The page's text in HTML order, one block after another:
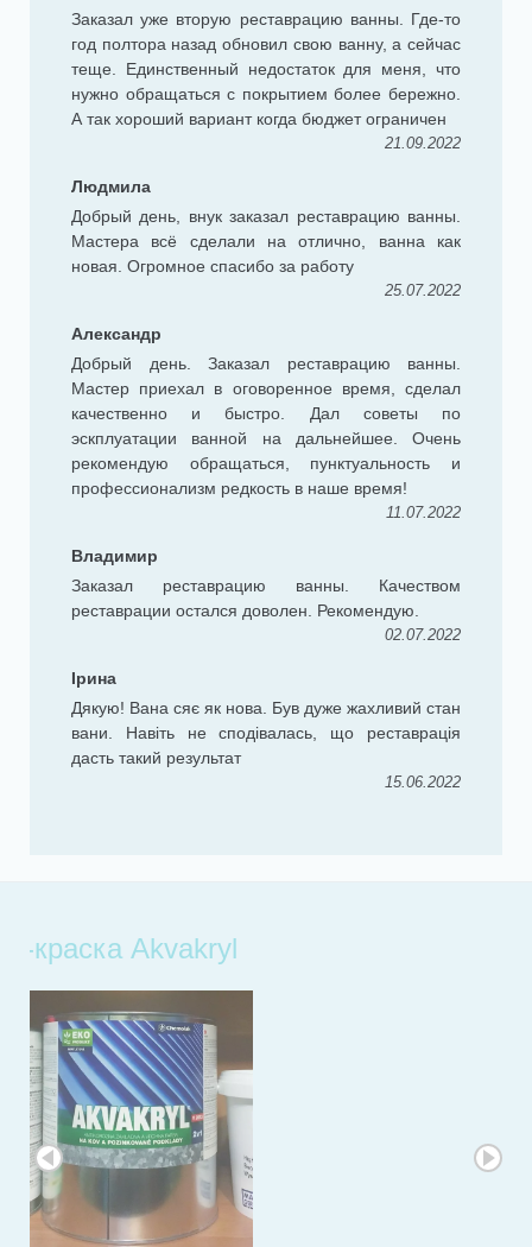
Заказал уже вторую реставрацию ванны. Где-то
год полтора назад обновил свою ванну, а сейчас
теще. Единственный недостаток для меня, что
нужно обращаться с покрытием более бережно.
А так хороший вариант когда бюджет ограничен
21.09.2022
Людмила
Добрый день, внук заказал реставрацию ванны.
Мастера всё сделали на отлично, ванна как
новая. Огромное спасибо за работу
25.07.2022
Александр
Добрый день. Заказал реставрацию ванны.
Мастер приехал в оговоренное время, сделал
качественно и быстро. Дал советы по
эскплуатации ванной на дальнейшее. Очень
рекомендую обращаться, пунктуальность и
профессионализм редкость в наше время!
11.07.2022
Владимир
Заказал реставрацию ванны. Качеством
реставрации остался доволен. Рекомендую.
02.07.2022
Ірина
Дякую! Вана сяє як нова. Був дуже жахливий стан
вани. Навіть не сподівалась, що реставрація
дасть такий результат
15.06.2022
Эмалировка ванны
надежные, проверенные годами
ванны. Со временем они перестают
нас радовать своей белизной,
гладкостью и блеском, появляются
царапины и сколы. Но не спешите...